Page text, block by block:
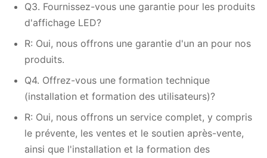
Q3. Fournissez-vous une garantie pour les produits
d'affichage LED?
R: Oui, nous offrons une garantie d'un an pour nos
produits.
Q4. Offrez-vous une formation technique
(installation et formation des utilisateurs)?
R: Oui, nous offrons un service complet, y compris
le prévente, les ventes et le soutien après-vente,
ainsi que l'installation et la formation des